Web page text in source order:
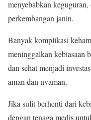
menyebabkan
perkembangan janin.
Banyak komplikasi
meninggalkan kebiasaan
dan sehat menjadi
aman dan nyaman.
Jika sulit berhenti dari
dengan tenaga medis